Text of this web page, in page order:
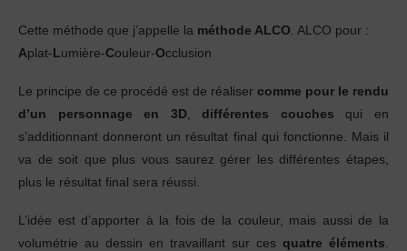
Cette méthode que j’appelle la méthode ALCO . ALCO pour :
Aplat-Lumière-Couleur-Occlusion
Le principe de ce procédé est de réaliser comme pour le rendu
d’un personnage en 3D,différentes couches qui en
s’additionnant donneront un résultat final qui fonctionne. Mais il
va de soit que plus vous saurez gérer les différentes étapes,
plus le résultat final sera réussi.
L’idée est d’apporter à la fois de la couleur, mais aussi de la
volumétrie au dessin en travaillant sur ces quatre éléments